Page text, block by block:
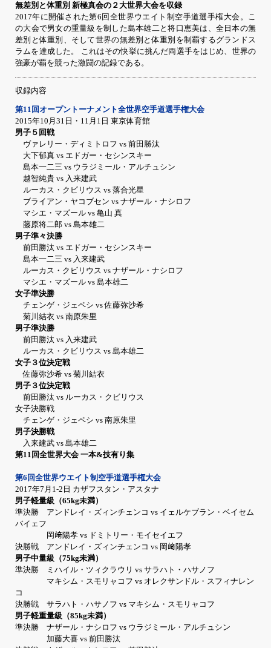
無差別と体重別 新極真会の２大世界大会を収録
2017年に開催された第6回全世界ウエイト制空手道選手権大会。こ
の大会で男女の重量級を制した島本雄二と将口恵美は、全日本の無
差別と体重別、そして世界の無差別と体重別を制覇するグランドス
ラムを達成した。 これはその快挙に挑んだ両選手をはじめ、世界の
強豪が覇を競った激闘の記録である。
収録内容
第11回オープントーナメント全世界空手道選手権大会
2015年10月31日・11月1日 東京体育館
男子５回戦
ヴァレリー・ディミトロフ vs 前田勝汰
大下郁真 vs エドガー・セシンスキー
島本一二三 vs ウラジミール・アルチュシン
越智純貴 vs 入来建武
ルーカス・クビリウス vs 落合光星
ブライアン・ヤコブセン vs ナザール・ナシロフ
マシエ・マズール vs 亀山 真
藤原将二郎 vs 島本雄二
男子準々決勝
前田勝汰 vs エドガー・セシンスキー
島本一二三 vs 入来建武
ルーカス・クビリウス vs ナザール・ナシロフ
マシエ・マズール vs 島本雄二
女子準決勝
チェンゲ・ジェペシ vs 佐藤弥沙希
菊川結衣 vs 南原朱里
男子準決勝
前田勝汰 vs 入来建武
ルーカス・クビリウス vs 島本雄二
女子３位決定戦
佐藤弥沙希 vs 菊川結衣
男子３位決定戦
前田勝汰 vs ルーカス・クビリウス
女子決勝戦
チェンゲ・ジェペシ vs 南原朱里
男子決勝戦
入来建武 vs 島本雄二
第11回全世界大会 一本&技有り集
第6回全世界ウエイト制空手道選手権大会
2017年7月1-2日 カザフスタン・アスタナ
男子軽量級（65kg未満）
準決勝 アンドレイ・ズィンチェンコ vs イェルケブラン・ベイセム
バイェフ
岡﨑陽孝 vs ドミトリー・モイセイエフ
決勝戦 アンドレイ・ズィンチェンコ vs 岡﨑陽孝
男子中量級（75kg未満）
準決勝 ミハイル・ツィクラウリ vs サラハト・ハサノフ
マキシム・スモリャコフ vs オレクサンドル・スフィナレン
コ
決勝戦 サラハト・ハサノフ vs マキシム・スモリャコフ
男子軽重量級（85kg未満）
準決勝 ナザール・ナシロフ vs ウラジミール・アルチュシン
加藤大喜 vs 前田勝汰